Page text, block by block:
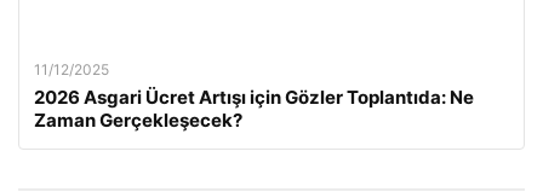
11/12/2025
2026 Asgari Ücret Artışı için Gözler Toplantıda: Ne
Zaman Gerçekleşecek?